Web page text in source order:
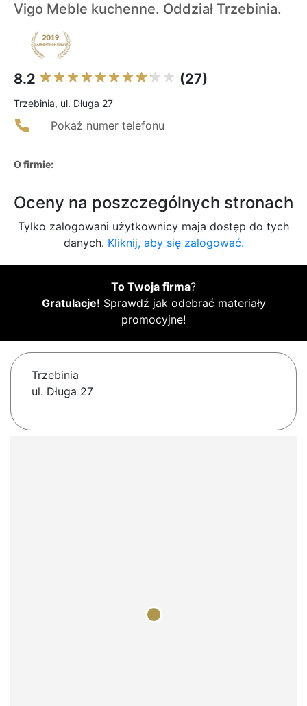
Vigo Meble kuchenne. Oddział Trzebinia.
8.2 (27)
Trzebinia, ul. Długa 27
Pokaż numer telefonu
O firmie:
Oceny na poszczególnych stronach
Tylko zalogowani użytkownicy maja dostęp do tych
danych. Kliknij, aby się zalogować.
To Twoja firma?
Gratulacje! Sprawdź jak odebrać materiały
promocyjne!
Trzebinia
ul. Długa 27